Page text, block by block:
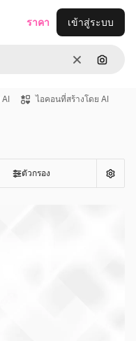
ชัดเจนค้นหา
ราคา เข้าสู่ระบบ
ไอคอนที่สร้างโดย AI
ตัวกรอง